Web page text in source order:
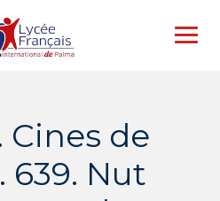
Cines de
639. Nut